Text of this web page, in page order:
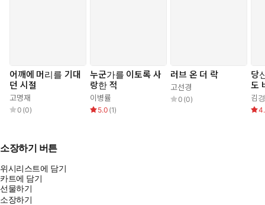
어깨에 머리를 기대
던 시절
고명재
0 (0)
누군가를 이토록 사
랑한 적
이병률
5.0 (1)
러브 온 더 락
고선경
0 (0)
당
도
작
김
소장하기 버튼
위시리스트에 담기
카트에 담기
선물하기
소장하기